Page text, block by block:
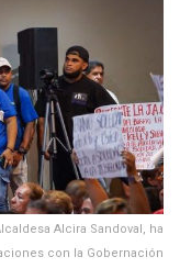
Alcira Sandoval, ha
con la Gobernación